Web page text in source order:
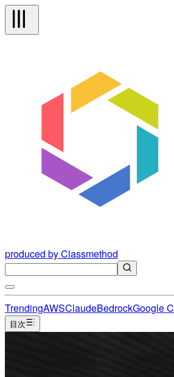
produced by Classmethod
TrendingAWSClaudeBedrockGoogle
目次